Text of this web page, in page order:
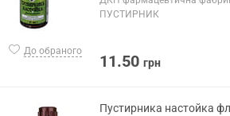
До обраного
ПУСТИРНИК
11.50 грн
Пустирника настойка